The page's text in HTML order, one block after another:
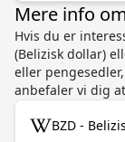
Mere info
Hvis du er
(Belizisk dollar)
eller
anbefaler vi dig
BZD -